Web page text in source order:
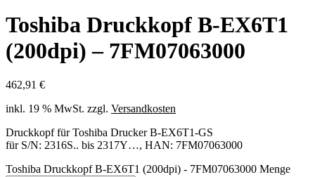
Toshiba Druckkopf B-EX6T1
(200dpi) – 7FM07063000
462,91 €
inkl. 19 % MwSt. zzgl. Versandkosten
Druckkopf für Toshiba Drucker B-EX6T1-GS
für S/N: 2316S.. bis 2317Y…, HAN: 7FM07063000
Toshiba Druckkopf B-EX6T1 (200dpi) - 7FM07063000 Menge